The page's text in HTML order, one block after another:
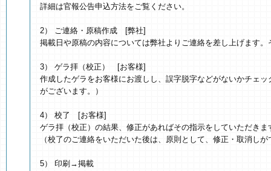
詳細は官報公告申込方法をご覧ください。
2） ご連絡・原稿作成 [弊社]
掲載日や原稿の内容については弊社よりご連絡を差し上げます
3） ゲラ拝（校正） [お客様]
作成したゲラをお客様にお渡しし、誤字脱字などがないかチェ
がございます。）
4） 校了 [お客様]
ゲラ拝（校正）の結果、修正があればその指示をしていただき
（校了のご連絡をいただいた後は、原則として、修正・取消し
5） 印刷→掲載